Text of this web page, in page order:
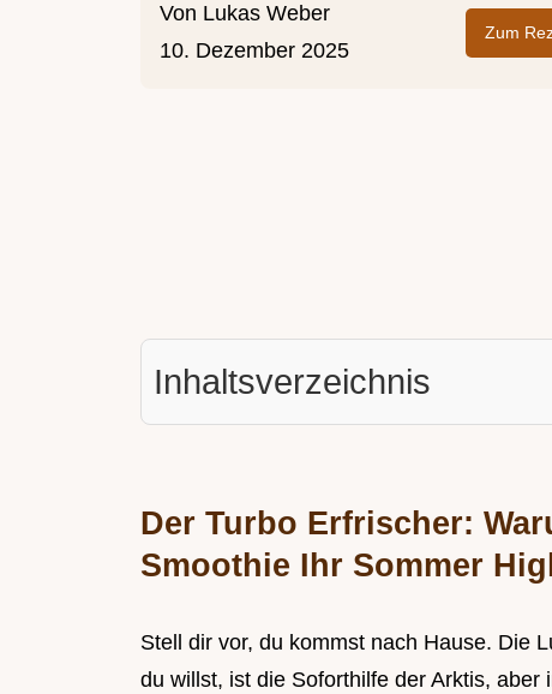
Von Lukas Weber
10. Dezember 2025
Zum
Inhaltsverzeichnis
Der Turbo Erfrischer:
Smoothie Ihr Sommer
Stell dir vor, du kommst nach Hause. Die
du willst, ist die Soforthilfe der Arktis,